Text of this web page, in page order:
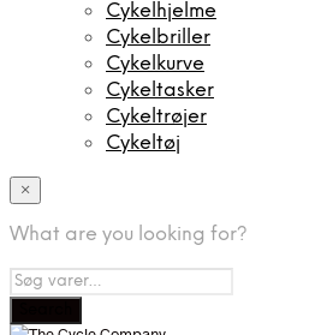
Cykelhjelme
Cykelbriller
Cykelkurve
Cykeltasker
Cykeltrøjer
Cykeltøj
×
What are you looking for?